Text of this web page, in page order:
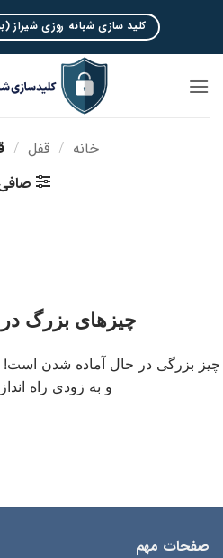
content
کلید سازی شبانه روزی شیراز
خانه / قفل /
چیزهای بزرگ
چیز بزرگی در حال آماده شدن
و به زودی راه
صفحات مهم